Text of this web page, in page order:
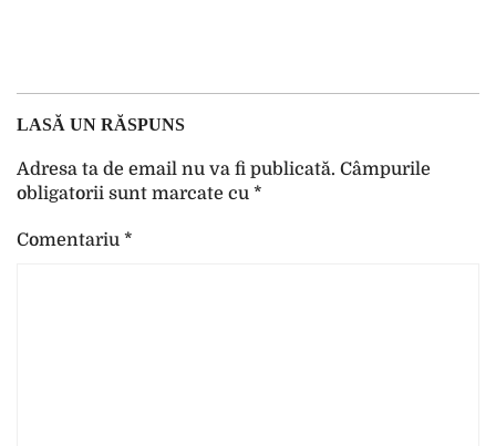
LASĂ UN RĂSPUNS
Adresa ta de email nu va fi publicată. Câmpurile
obligatorii sunt marcate cu *
Comentariu *